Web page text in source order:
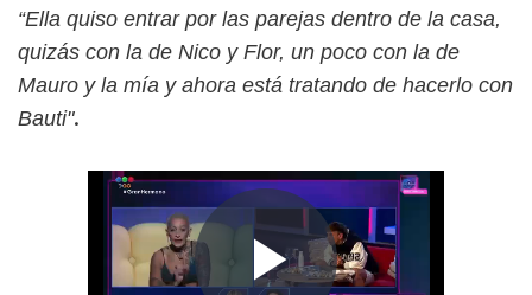
“Ella quiso entrar por las parejas dentro de la casa,
quizás con la de Nico y Flor, un poco con la de
Mauro y la mía y ahora está tratando de hacerlo con
Bauti".